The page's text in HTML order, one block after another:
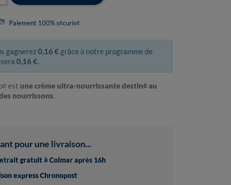
Paiement 100% sécurisé
gagnerez0,16 € grâce à notre programme de
0,16 €.
est une crème ultra-nourrissante destiné au
nourrissons.
pour une livraison...
gratuit à Colmar après 16h
express Chronopost